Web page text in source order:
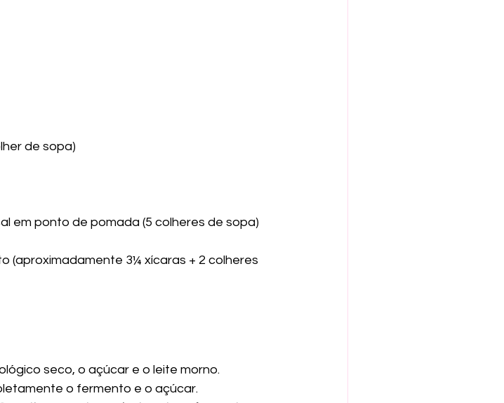
de sopa)
em ponto de pomada (5 colheres de sopa)
(aproximadamente 3¼ xícaras + 2 colheres
seco, o açúcar e o leite morno.
o fermento e o açúcar.